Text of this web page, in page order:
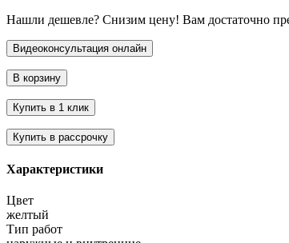
Нашли дешевле? Снизим цену! Вам достаточно
Характеристики
Цвет
желтый
Тип работ